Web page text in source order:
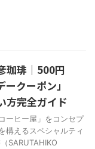
珈琲｜500円
クーポン」
方完全ガイド
ーヒー屋」をコンセプ
構えるスペシャルティ
SARUTAHIKO